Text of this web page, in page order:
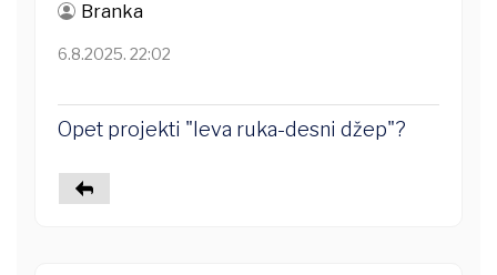
Branka
6.8.2025. 22:02
Opet projekti "leva ruka-desni džep"?